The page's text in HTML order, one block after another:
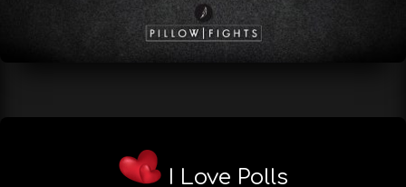
I Love Polls